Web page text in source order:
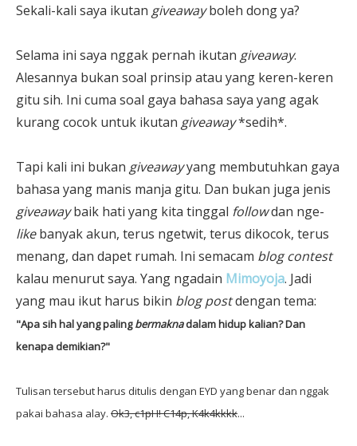
Sekali-kali saya ikutan giveawayboleh dong ya?
Selama ini saya nggak pernah ikutan giveaway.
Alesannya bukan soal prinsip atau yang keren-keren
gitu sih. Ini cuma soal gaya bahasa saya yang agak
kurang cocok untuk ikutan giveaway*sedih*.
Tapi kali ini bukan giveawayyang membutuhkan gaya
bahasa yang manis manja gitu. Dan bukan juga jenis
giveawaybaik hati yang kita tinggal followdan nge-
likebanyak akun, terus ngetwit, terus dikocok, terus
menang, dan dapet rumah. Ini semacam blog contest
kalau menurut saya. Yang ngadain Mimoyoja. Jadi
yang mau ikut harus bikin blog postdengan tema:
"Apa sih hal yang palingbermaknadalam hidup kalian? Dan
kenapa demikian?"
Tulisan tersebut harus ditulis dengan EYD yang benar dan nggak
pakai bahasa alay. Ok3, c1pH! C14p, K4k4kkkk...